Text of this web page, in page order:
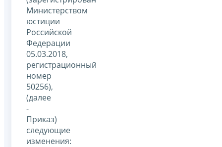
Министерством
юстиции
Российской
Федерации
05.03.2018,
регистрационный
номер
50256),
(далее
-
Приказ)
следующие
изменения: